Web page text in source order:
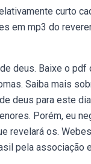
curto
em mp3 do
deus. Baixe o
Saiba mais
deus para este
Porém, eu
revelará os.
pela associação